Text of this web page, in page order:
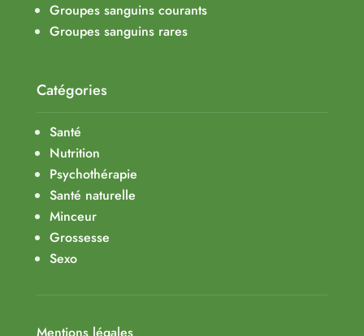
Groupes sanguins courants
Groupes sanguins rares
Catégories
Santé
Nutrition
Psychothérapie
Santé naturelle
Minceur
Grossesse
Sexo